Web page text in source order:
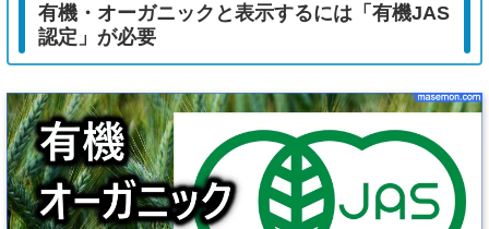
有機・オーガニックと表示するには「有機JAS
認定」が必要